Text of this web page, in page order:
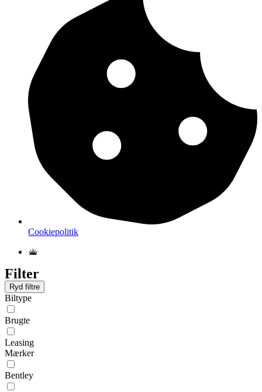
Cookiepolitik
Filter
Ryd filtre
Biltype
Brugte
Leasing
Mærker
Bentley